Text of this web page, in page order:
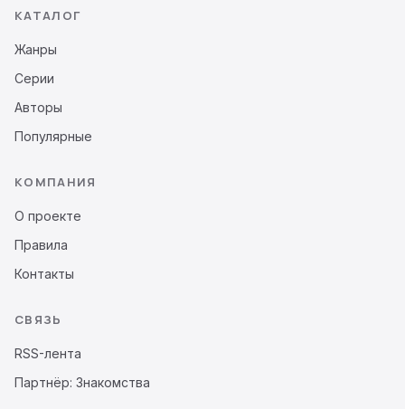
КАТАЛОГ
Жанры
Серии
Авторы
Популярные
КОМПАНИЯ
О проекте
Правила
Контакты
СВЯЗЬ
RSS-лента
Партнёр: Знакомства